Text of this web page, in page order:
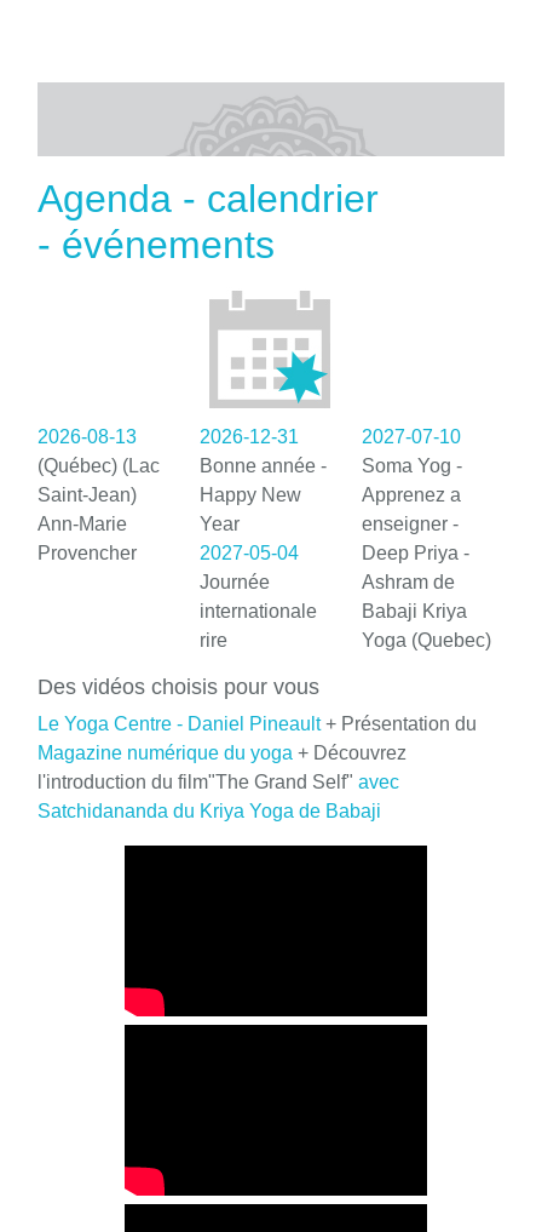
Agenda - calendrier
- événements
2026-08-13
(Québec) (Lac
Saint-Jean)
Ann-Marie
Provencher
2026-12-31
Bonne année -
Happy New
Year
2027-05-04
Journée
internationale
rire
2027-07-10
Soma Yog -
Apprenez a
enseigner -
Deep Priya -
Ashram de
Babaji Kriya
Yoga (Quebec)
Des vidéos choisis pour vous
Le Yoga Centre - Daniel Pineault+ Présentation du
Magazine numérique du yoga + Découvrez
l'introduction du film"The Grand Self" avec
Satchidananda du Kriya Yoga de Babaji